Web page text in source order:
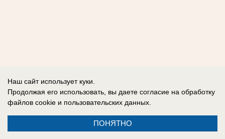
Наш сайт использует куки.
Продолжая его использовать, вы даете согласие на обработку
файлов cookie и пользовательских данных.
ПОНЯТНО